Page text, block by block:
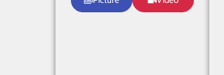
Antarabangsa